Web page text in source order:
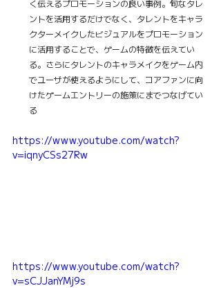
く伝えるプロモーションの良い事例。旬なタレ
ントを活用するだけでなく、タレントをキャラ
クターメイクしたビジュアルをプロモーション
に活用することで、ゲームの特徴を伝えてい
る。さらにタレントのキャラメイクをゲーム内
でユーザが使えるようにして、コアファンに向
けたゲームエントリーの施策にまでつなげてい
る
https://www.youtube.com/watch?
v=iqnyCSs27Rw
https://www.youtube.com/watch?
v=sCJJanYMj9s